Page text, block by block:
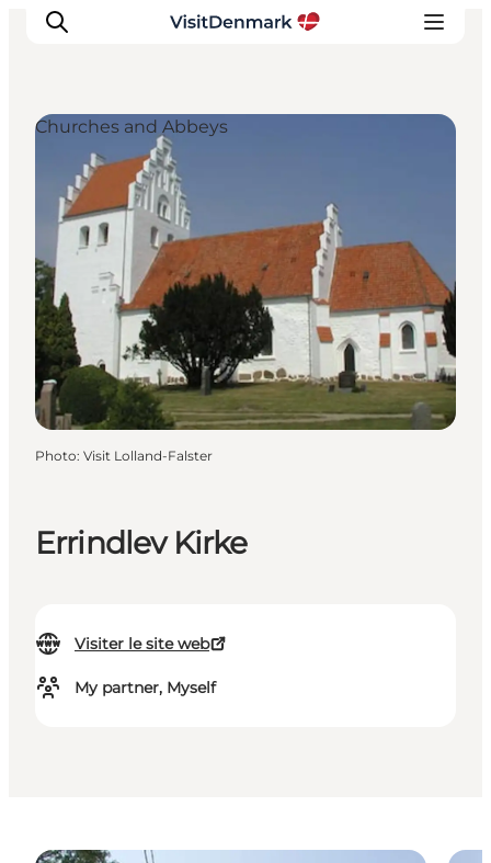
Inspirations
Destinations
Quoi faire
Hébergements
Planifiez votre voyage
Errindlev Kirke
Visiter le site web
My partner, Myself
Churches and Abbeys
Photo: Visit Lolland-Falster